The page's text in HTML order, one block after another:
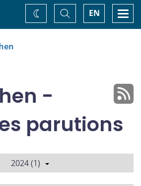
EN
Basculer
la
recherche
Changez
de
-
parutions
2024 (1)